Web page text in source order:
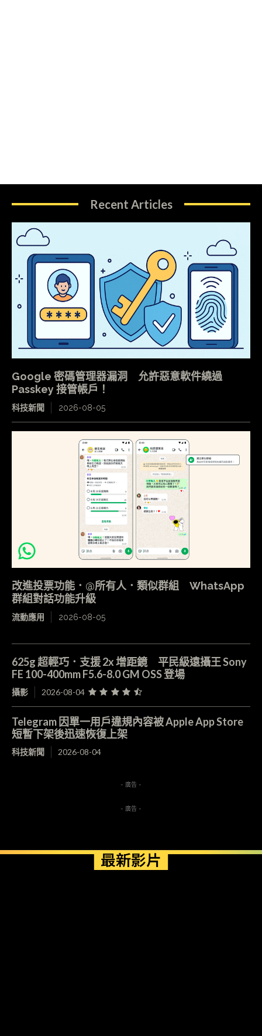
Recent Articles
Google 密碼管理器漏洞 允許惡意軟件繞過
Passkey 接管帳戶！
科技新聞 2026-08-05
改進投票功能．@所有人．類似群組 WhatsApp
群組對話功能升級
流動應用 2026-08-05
625g 超輕巧．支援 2x 增距鏡 平民級遠攝王 Sony
FE 100-400mm F5.6-8.0 GM OSS 登場
攝影 2026-08-04
Telegram 因單一用戶違規內容被 Apple App Store
短暫下架後迅速恢復上架
科技新聞 2026-08-04
- 廣告 -
- 廣告 -
最新影片